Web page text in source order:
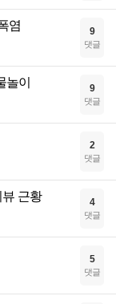
염 9
댓글
이 9
댓글
2
댓글
뷰 근황 4
댓글
5
댓글